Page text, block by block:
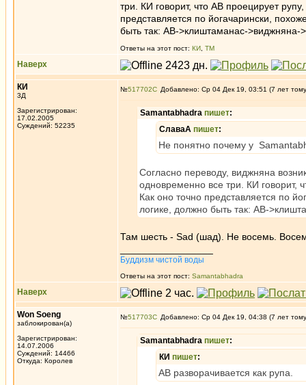
три. КИ говорит, что АВ проецирует
представляется по йогачарински,
быть так: АВ->клиштаманас->виджняна-
Ответы на этот пост: КИ ТМ
Наверх
КИ
3Д
Зарегистрирован:
17.02.2005
Суждений: 52235
№517702 Добавлено: Ср 04 Дек 19, 03:51 (7 лет
Samantabhadra пишет:
СлаваА пишет:
Не понятно почему у
Согласно переводу, виджняна
одновременно все три. КИ говорит,
Как оно точно представляется по
логике, должно быть так: АВ-
Там шесть - Sad (шад). Не восемь.
Буддизм чистой воды
Ответы на этот пост: Samantabhadra
Наверх
Won Soeng
заблокирован(а)
Зарегистрирован:
14.07.2006
Суждений: 14466
Откуда: Королев
№517703 Добавлено: Ср 04 Дек 19, 04:38 (7 лет
Samantabhadra пишет:
КИ пишет:
АВ разворачивается как рупа.